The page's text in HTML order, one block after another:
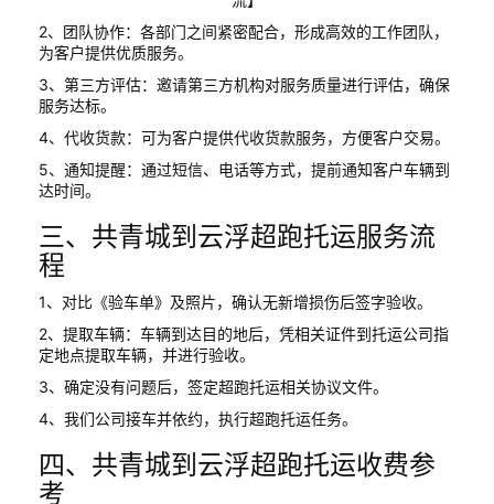
2、团队协作：各部门之间紧密配合，形成高效的工作团队，
为客户提供优质服务。
3、第三方评估：邀请第三方机构对服务质量进行评估，确保
服务达标。
4、代收货款：可为客户提供代收货款服务，方便客户交易。
5、通知提醒：通过短信、电话等方式，提前通知客户车辆到
达时间。
三、共青城到云浮超跑托运服务流
程
1、对比《验车单》及照片，确认无新增损伤后签字验收。
2、提取车辆：车辆到达目的地后，凭相关证件到托运公司指
定地点提取车辆，并进行验收。
3、确定没有问题后，签定超跑托运相关协议文件。
4、我们公司接车并依约，执行超跑托运任务。
四、共青城到云浮超跑托运收费参
考